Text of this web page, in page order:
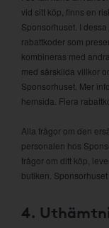
vid sitt köp, finns en
Sponsorhuset. I
rabattkoder som
kombineras med
med särskilda villkor
Sponsorhuset. Mer
hemsida. Flera
Alla frågor om den
personalen hos
frågor om ditt köp,
butiken.
4.